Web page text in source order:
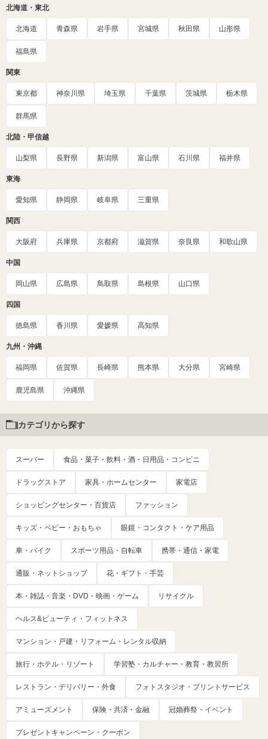
北海道・東北
北海道 青森県 岩手県 宮城県 秋田県 山形県
福島県
関東
東京都 神奈川県 埼玉県 千葉県 茨城県 栃木県
群馬県
北陸・甲信越
山梨県 長野県 新潟県 富山県 石川県 福井県
東海
愛知県 静岡県 岐阜県 三重県
関西
大阪府 兵庫県 京都府 滋賀県 奈良県 和歌山県
中国
岡山県 広島県 鳥取県 島根県 山口県
四国
徳島県 香川県 愛媛県 高知県
九州・沖縄
福岡県 佐賀県 長崎県 熊本県 大分県 宮崎県
鹿児島県 沖縄県
カテゴリから探す
スーパー 食品・菓子・飲料・酒・日用品・コンビニ
ドラッグストア 家具・ホームセンター 家電店
ショッピングセンター・百貨店 ファッション
キッズ・ベビー・おもちゃ 眼鏡・コンタクト・ケア用品
車・バイク スポーツ用品・自転車 携帯・通信・家電
通販・ネットショップ 花・ギフト・手芸
本・雑誌・音楽・DVD・映画・ゲーム リサイクル
ヘルス&ビューティ・フィットネス
マンション・戸建・リフォーム・レンタル収納
旅行・ホテル・リゾート 学習塾・カルチャー・教育・教習所
レストラン・デリバリー・外食 フォトスタジオ・プリントサービス
アミューズメント 保険・共済・金融 冠婚葬祭・イベント
プレゼントキャンペーン・クーポン